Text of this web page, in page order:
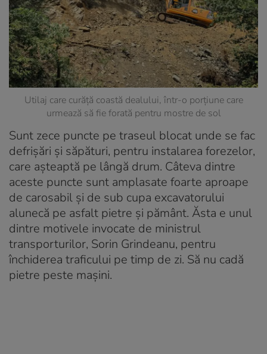
Utilaj care curăță coastă dealului, într-o porțiune care
urmează să fie forată pentru mostre de sol
Sunt zece puncte pe traseul blocat unde se fac
defrișări și săpături, pentru instalarea forezelor,
care așteaptă pe lângă drum. Câteva dintre
aceste puncte sunt amplasate foarte aproape
de carosabil și de sub cupa excavatorului
alunecă pe asfalt pietre și pământ. Ăsta e unul
dintre motivele invocate de ministrul
transporturilor, Sorin Grindeanu, pentru
închiderea traficului pe timp de zi. Să nu cadă
pietre peste mașini.